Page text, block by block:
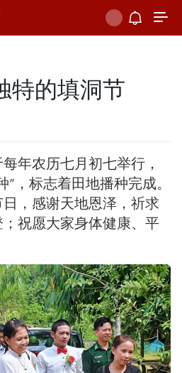
特的填洞节
年农历七月初七举行，
，标志着田地播种完成。
，感谢天地恩泽，祈求
祝愿大家身体健康、平